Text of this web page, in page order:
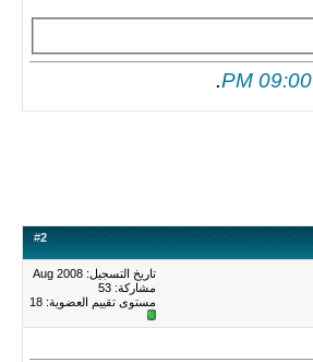
09:00 PM
.
#2
تاريخ التسجيل: Aug 2008
مشاركة: 53
مستوى تقييم العضوية: 18